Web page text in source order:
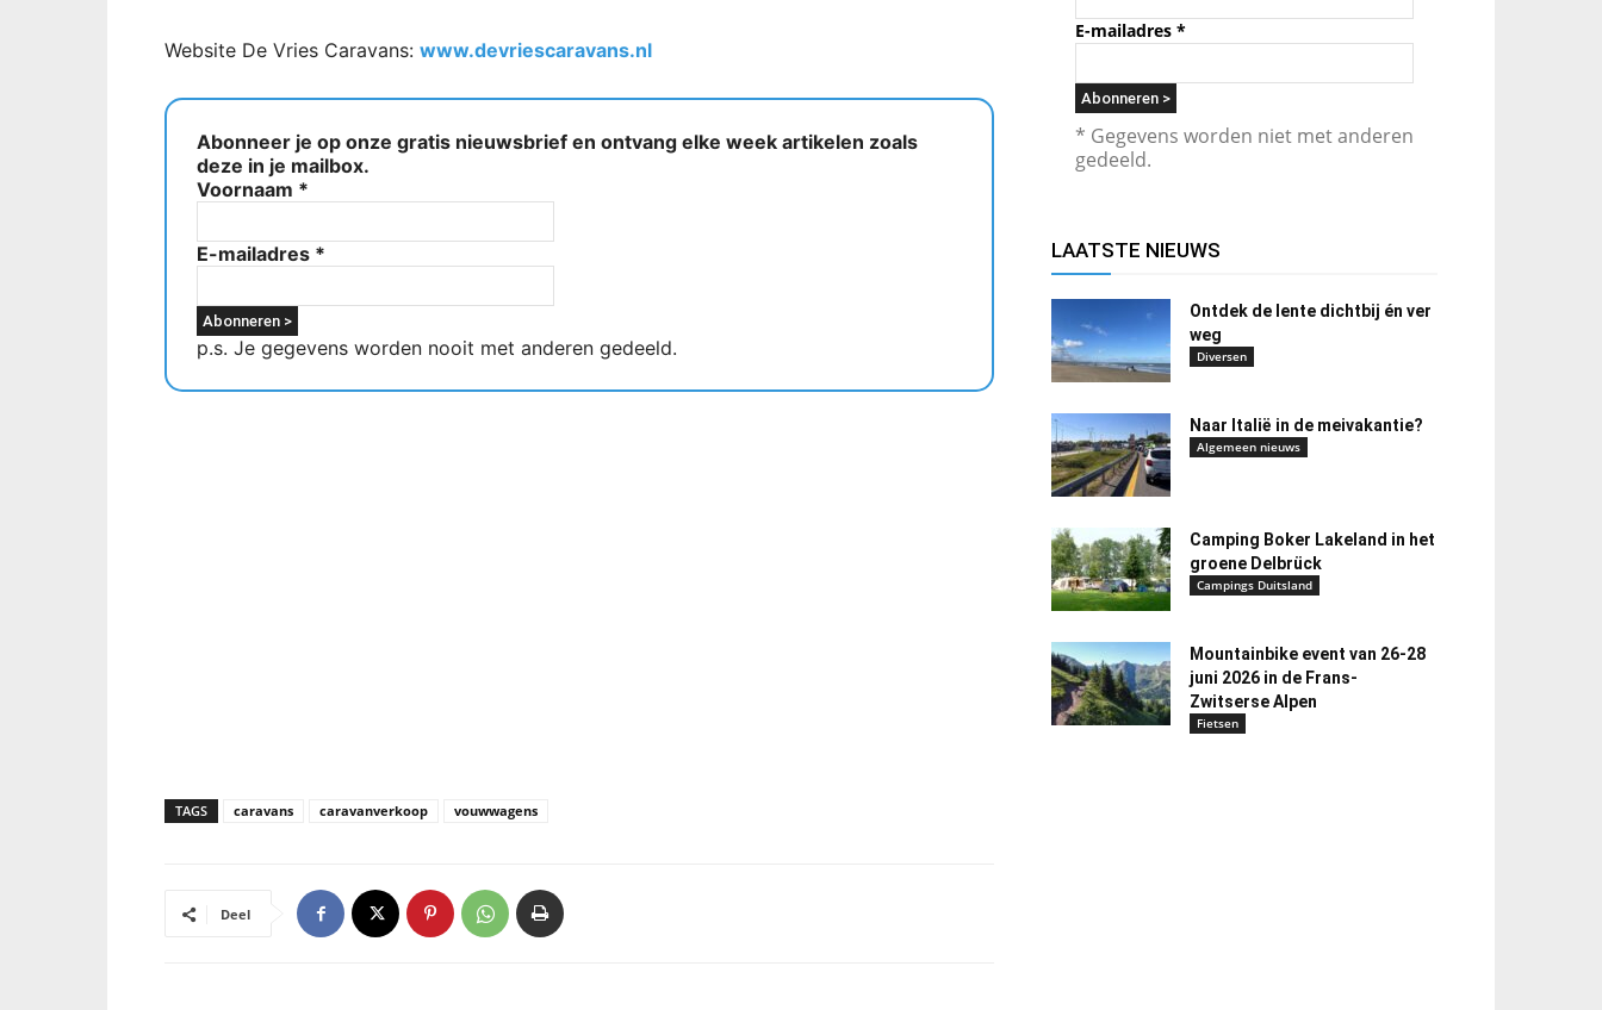
Website De Vries Caravans: www.devriescaravans.nl
Abonneer je op onze gratis nieuwsbrief en ontvang elke week artikelen zoals
deze in je mailbox.
Voornaam *
E-mailadres *
p.s. Je gegevens worden nooit met anderen gedeeld.
TAGS caravans caravanverkoop vouwwagens
Deel
E-mailadres *
* Gegevens worden niet met anderen
gedeeld.
LAATSTE NIEUWS
Ontdek de lente dichtbij én ver
weg
Diversen
Naar Italië in de meivakantie?
Algemeen nieuws
Camping Boker Lakeland in het
groene Delbrück
Campings Duitsland
Mountainbike event van 26-28
juni 2026 in de Frans-
Zwitserse Alpen
Fietsen